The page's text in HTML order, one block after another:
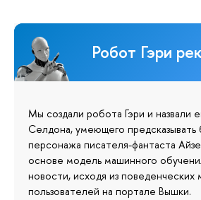
Робот Гэри
Мы создали робота Гэри и назвали
Селдона, умеющего предсказывать
персонажа писателя-фантаста
основе модель машинного
новости, исходя из поведенческих
пользователей на портале Вышки.